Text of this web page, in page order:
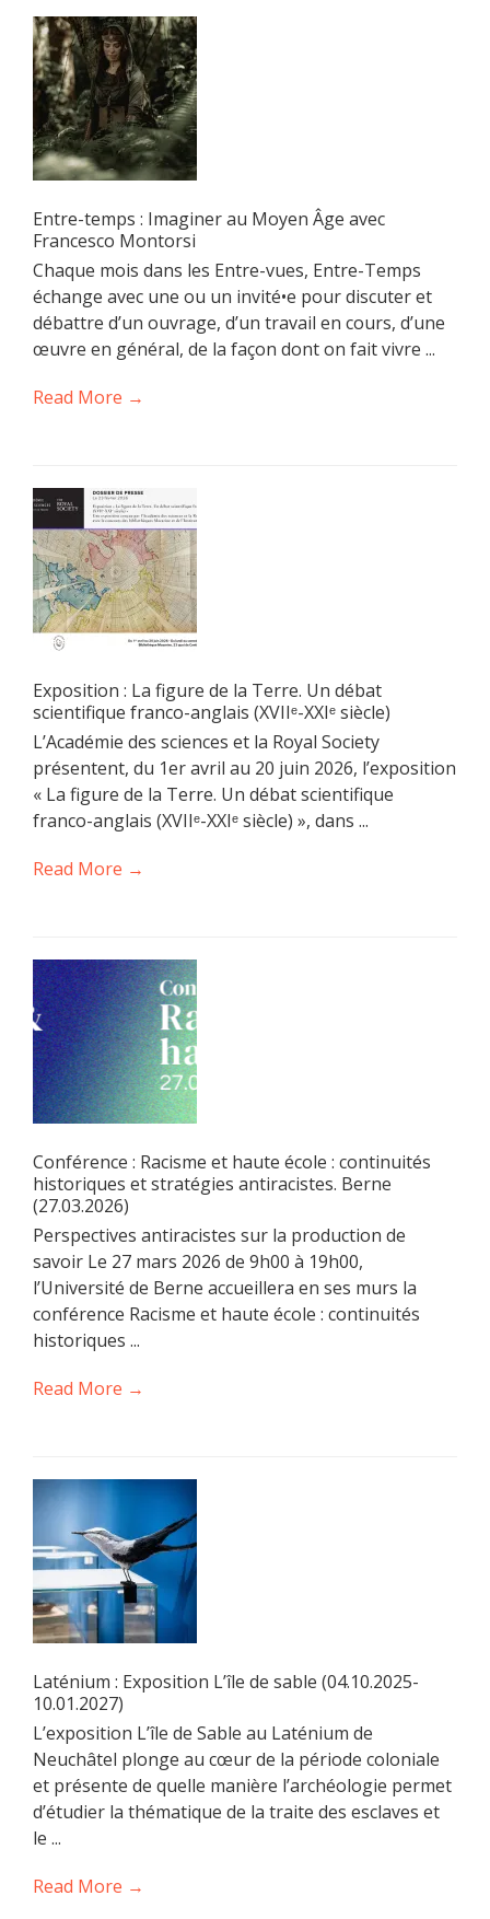
Entre-temps : Imaginer au Moyen Âge avec
Francesco Montorsi
Chaque mois dans les Entre-vues, Entre-Temps
échange avec une ou un invité•e pour discuter et
débattre d’un ouvrage, d’un travail en cours, d’une
œuvre en général, de la façon dont on fait vivre ...
Read More →
Exposition : La figure de la Terre. Un débat
scientifique franco-anglais (XVIIᵉ-XXIᵉ siècle)
L’Académie des sciences et la Royal Society
présentent, du 1er avril au 20 juin 2026, l’exposition
« La figure de la Terre. Un débat scientifique
franco-anglais (XVIIᵉ-XXIᵉ siècle) », dans ...
Read More →
Conférence : Racisme et haute école : continuités
historiques et stratégies antiracistes. Berne
(27.03.2026)
Perspectives antiracistes sur la production de
savoir Le 27 mars 2026 de 9h00 à 19h00,
l’Université de Berne accueillera en ses murs la
conférence Racisme et haute école : continuités
historiques ...
Read More →
Laténium : Exposition L’île de sable (04.10.2025-
10.01.2027)
L’exposition L’île de Sable au Laténium de
Neuchâtel plonge au cœur de la période coloniale
et présente de quelle manière l’archéologie permet
d’étudier la thématique de la traite des esclaves et
le ...
Read More →